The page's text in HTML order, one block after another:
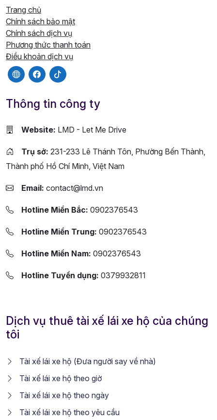
Trang chủ
Chính sách bảo mật
Chính sách dịch vụ
Phương thức thanh toán
Điều khoản dịch vụ
Thông tin công ty
Website: LMD - Let Me Drive
Trụ sở: 231-233 Lê Thánh Tôn, Phường Bến Thành,
Thành phố Hồ Chí Minh, Việt Nam
Email: contact@lmd.vn
Hotline Miền Bắc: 0902376543
Hotline Miền Trung: 0902376543
Hotline Miền Nam: 0902376543
Hotline Tuyển dụng: 0379932811
Dịch vụ thuê tài xế lái xe hộ của chúng
tôi
Tài xế lái xe hộ (Đưa người say về nhà)
Tài xế lái xe hộ theo giờ
Tài xế lái xe hộ theo ngày
Tài xế lái xe hộ theo yêu cầu